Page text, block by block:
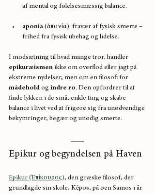
af mental og følelsesmæssig balance.
aponia (ἀπονία): fravær af fysisk smerte –
frihed fra fysisk ubehag og lidelse.
I modsætning til hvad mange tror, handler
epikuræismen ikke om overflod eller jagt på
ekstreme nydelser, men om en filosofi for
mådehold og indre ro. Den opfordrer til at
finde lykken i de små, enkle ting og skabe
balance i livet ved at frigøre sig fra unødvendige
bekymringer, begær og unødig smerte.
Epikur og begyndelsen på Haven
Epikur (Ἐπίκουρος), den græske filosof, der
grundlagde sin skole, Kēpos, på øen Samos i år